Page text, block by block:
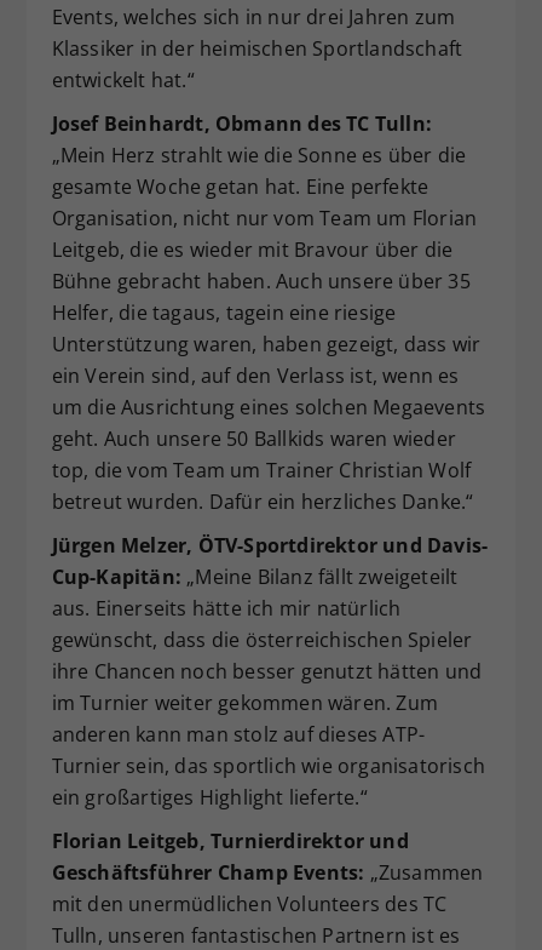
Events, welches sich in nur drei Jahren zum
Klassiker in der heimischen Sportlandschaft
entwickelt hat.“
Josef Beinhardt, Obmann des TC Tulln:
„Mein Herz strahlt wie die Sonne es über die
gesamte Woche getan hat. Eine perfekte
Organisation, nicht nur vom Team um Florian
Leitgeb, die es wieder mit Bravour über die
Bühne gebracht haben. Auch unsere über 35
Helfer, die tagaus, tagein eine riesige
Unterstützung waren, haben gezeigt, dass wir
ein Verein sind, auf den Verlass ist, wenn es
um die Ausrichtung eines solchen Megaevents
geht. Auch unsere 50 Ballkids waren wieder
top, die vom Team um Trainer Christian Wolf
betreut wurden. Dafür ein herzliches Danke.“
Jürgen Melzer, ÖTV-Sportdirektor und Davis-
Cup-Kapitän: „Meine Bilanz fällt zweigeteilt
aus. Einerseits hätte ich mir natürlich
gewünscht, dass die österreichischen Spieler
ihre Chancen noch besser genutzt hätten und
im Turnier weiter gekommen wären. Zum
anderen kann man stolz auf dieses ATP-
Turnier sein, das sportlich wie organisatorisch
ein großartiges Highlight lieferte.“
Florian Leitgeb, Turnierdirektor und
Geschäftsführer Champ Events: „Zusammen
mit den unermüdlichen Volunteers des TC
Tulln, unseren fantastischen Partnern ist es